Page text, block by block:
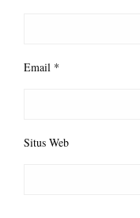
Email *
Situs Web